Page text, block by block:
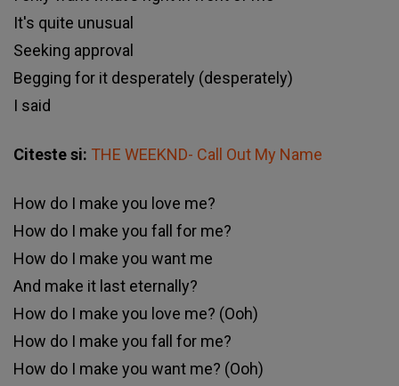
It's quite unusual
Seeking approval
Begging for it desperately (desperately)
I said
Citeste si: THE WEEKND- Call Out My Name
How do I make you love me?
How do I make you fall for me?
How do I make you want me
And make it last eternally?
How do I make you love me? (Ooh)
How do I make you fall for me?
How do I make you want me? (Ooh)